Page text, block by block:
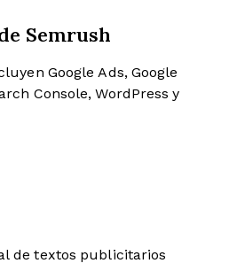
Semrush
Google Ads, Google
Console, WordPress y
de textos publicitarios